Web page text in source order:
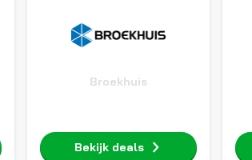
Broekhuis
Bekijk deals